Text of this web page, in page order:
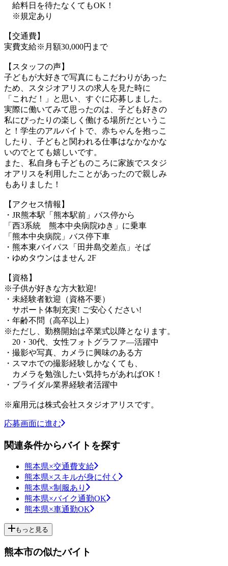
給料日を待たなくてもOK！
※規定あり
【交通費】
実費支給※月額30,000円まで
【スタッフの声】
子どもが大好きで写真にもこだわりがあった
ため、スタジオアリスの求人を見た時に
「これだ！」と思い、すぐに応募しました。
実際に働いてみて思ったのは、子ども好きの
私にぴったりの楽しく働ける場所だというこ
と！学生のアルバイトで、赤ちゃんを抱っこ
したり、子どもと関われる仕事はなかなかな
いのでとても嬉しいです。
また、私自身も子どものころに家族でスタジ
オアリスを利用したことがあったので親しみ
もありました！
【アクセス情報】
・JR熊本駅「熊本駅前」バス停から
「西3系統 熊本中央病院ゆき」に乗車
「熊本中央病院」バス停下車
・熊本東バイパス「田井島交差点」そば
・ゆめタウンはません 2F
【資格】
※子供が好きな方大歓迎!
・未経験者歓迎（資格不要）
サポート体制充実! ご安心ください!
・年齢不問（高卒以上）
※ただし、勤務開始は卒業式以降となります。
20・30代、女性フォトグラファ―活躍中
・撮影や写真、カメラに興味のある方
・スマホでの撮影経験しかなくても、
カメラを勉強したい気持ちがあればOK！
・ブライダル業界経験者活躍中
※雇用元は株式会社スタジオアリスです。
応募画面に進む
関連条件からバイトを探す
熊本県×交通費支給
熊本県×スキルが身に付く
熊本県×制服あり
熊本県×バイク通勤OK
熊本県×車通勤OK
もっと見る
熊本市の似たバイト